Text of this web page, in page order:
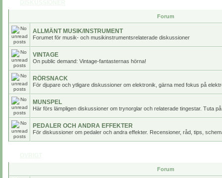
Forum
ALLMÄNT MUSIK/INSTRUMENT
Forumet för musik- och musikinstrumentsrelaterade diskussioner
VINTAGE
On public demand: Vintage-fantasternas hörna!
RÖRSNACK
För djupare och ytligare diskussioner om elektronik, gärna med fokus på
MUNSPEL
Här förs lämpligen diskussioner om trynorglar och relaterade tingestar. Tuta
PEDALER OCH ANDRA EFFEKTER
För diskussioner om pedaler och andra effekter. Recensioner, råd, tips,
Forum